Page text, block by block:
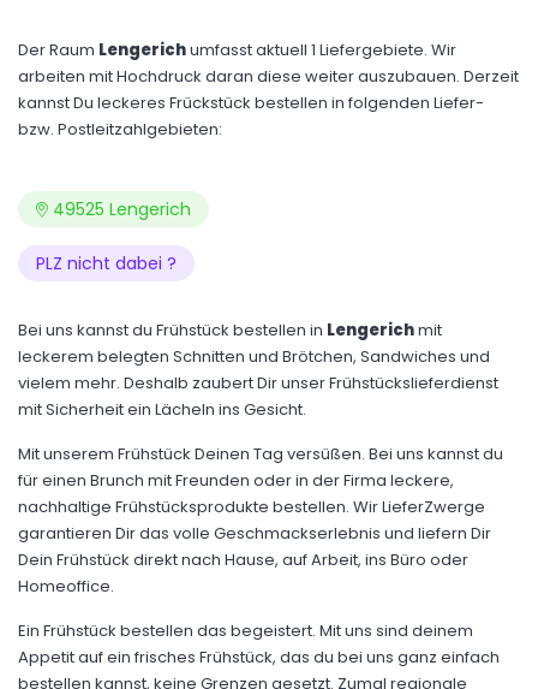
Der Raum Lengerichumfasst aktuell 1 Liefergebiete. Wir
arbeiten mit Hochdruck daran diese weiter auszubauen. Derzeit
kannst Du leckeres Frückstück bestellen in folgenden Liefer-
bzw. Postleitzahlgebieten:
49525 Lengerich
PLZ nicht dabei ?
Bei uns kannst du Frühstück bestellen in Lengerichmit
leckerem belegten Schnitten und Brötchen, Sandwiches und
vielem mehr. Deshalb zaubert Dir unser Frühstückslieferdienst
mit Sicherheit ein Lächeln ins Gesicht.
Mit unserem Frühstück Deinen Tag versüßen. Bei uns kannst du
für einen Brunch mit Freunden oder in der Firma leckere,
nachhaltige Frühstücksprodukte bestellen. Wir LieferZwerge
garantieren Dir das volle Geschmackserlebnis und liefern Dir
Dein Frühstück direkt nach Hause, auf Arbeit, ins Büro oder
Homeoffice.
Ein Frühstück bestellen das begeistert. Mit uns sind deinem
Appetit auf ein frisches Frühstück, das du bei uns ganz einfach
bestellen kannst, keine Grenzen gesetzt. Zumal regionale